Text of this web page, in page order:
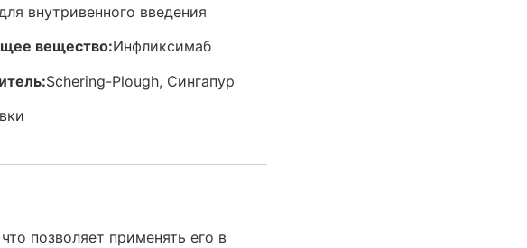
внутривенного введения
вещество:Инфликсимаб
Schering-Plough, Сингапур
позволяет применять его в